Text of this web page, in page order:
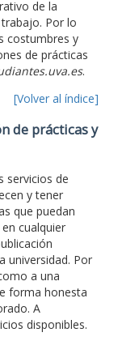
de la
Por lo
costumbres y
de prácticas
.
[Volver al índice]
de prácticas y
servicios de
y tener
que puedan
cualquier
universidad. Por
a una
forma honesta
A
disponibles.